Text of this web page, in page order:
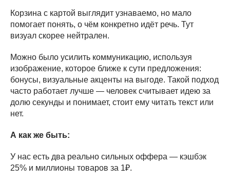
Корзина с картой выглядит узнаваемо, но мало
помогает понять, о чём конкретно идёт речь. Тут
визуал скорее нейтрален.
Можно было усилить коммуникацию, используя
изображение, которое ближе к сути предложения:
бонусы, визуальные акценты на выгоде. Такой подход
часто работает лучше — человек считывает идею за
долю секунды и понимает, стоит ему читать текст или
нет.
А как же быть:
У нас есть два реально сильных оффера — кэшбэк
25% и миллионы товаров за 1₽.